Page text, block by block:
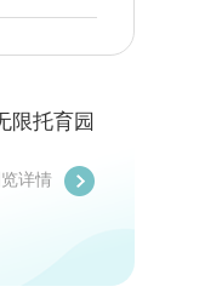
限托育园
详情